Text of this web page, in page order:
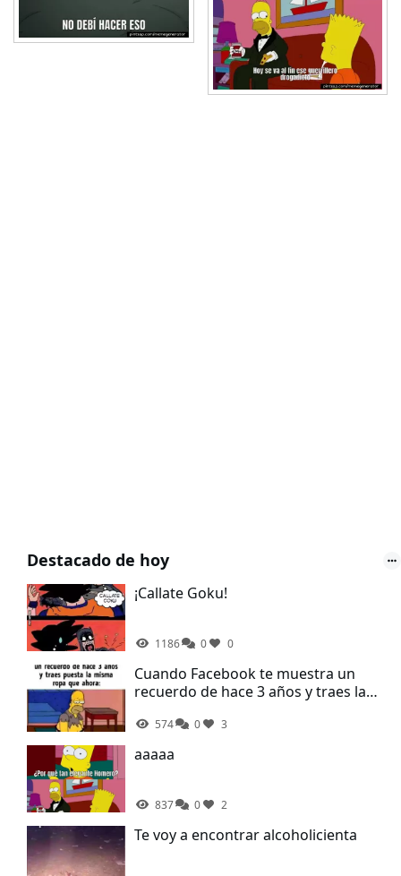
Destacado de hoy
¡Callate Goku!
1186 0 0
Cuando Facebook te muestra un
recuerdo de hace 3 años y traes la
574 0 3
aaaaa
837 0 2
Te voy a encontrar alcoholicienta